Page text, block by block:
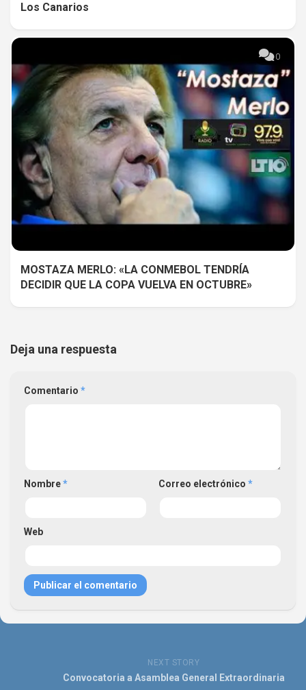
Los Canarios
0
MOSTAZA MERLO: «LA CONMEBOL TENDRÍA
DECIDIR QUE LA COPA VUELVA EN OCTUBRE»
Deja una respuesta
Comentario *
Nombre* Correo electrónico *
Web
NEXT STORY
Convocatoria a Asamblea General Extraordinaria